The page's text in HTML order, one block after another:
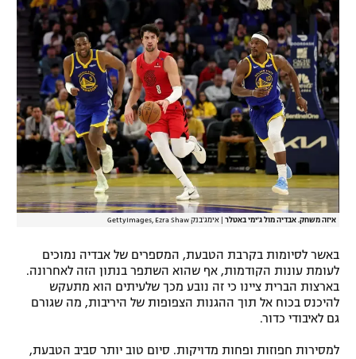
תגיות
המגזין
איזה משחק. אבדיה מול ג'ימי באטלר אימג'בנק GettyImages, Ezra Shaw
באשר לסיומות בקרבת הטבעת, המספרים של אבדיה נמוכים
לעומת עונות הקודמות, אף שהוא השתפר בנתון הזה לאחרונה.
בארצות הברית ציינו כי זה נובע מכך שלעיתים הוא מתעקש
להיכנס בכוח אל תוך ההגנות הצפופות של היריבות, מה שגורם
גם לאיבודי כדור.
למסירות חפוזות ופחות מדויקות. סיום טוב יותר סביב הטבעת,